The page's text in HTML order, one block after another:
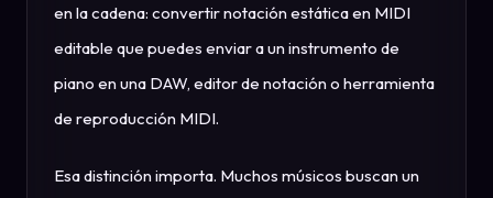
en la cadena: convertir notación estática en MIDI
editable que puedes enviar a un instrumento de
piano en una DAW, editor de notación o herramienta
de reproducción MIDI.
Esa distinción importa. Muchos músicos buscan un